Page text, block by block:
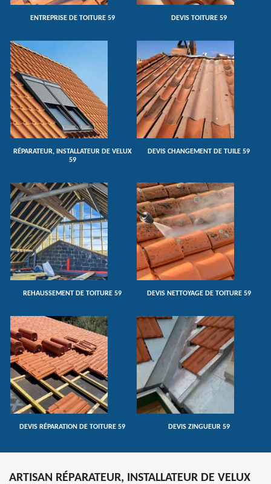
ENTREPRISE DE TOITURE 59 DEVIS TOITURE 59
RÉPARATEUR, INSTALLATEUR DE VELUX
59
DEVIS CHANGEMENT DE TUILE 59
REHAUSSEMENT DE TOITURE 59 DEVIS NETTOYAGE DE TOITURE 59
DEVIS RÉPARATION DE TOITURE 59 DEVIS ZINGUEUR 59
ARTISAN RÉPARATEUR, INSTALLATEUR DE VELUX